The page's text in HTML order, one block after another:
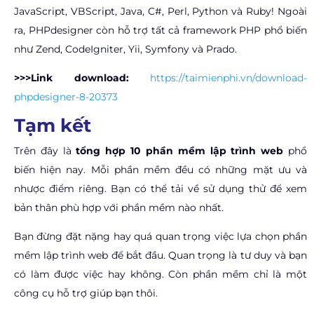
JavaScript, VBScript, Java, C#, Perl, Python và Ruby! Ngoài
ra, PHPdesigner còn hỗ trợ tất cả framework PHP phổ biến
như Zend, CodeIgniter, Yii, Symfony và Prado.
>>>Link download: https://taimienphi.vn/download-
phpdesigner-8-20373
Tạm kết
Trên đây làtổng hợp 10 phần mềm lập trình web phổ
biến hiện nay. Mỗi phần mềm đều có những mặt ưu và
nhược điểm riêng. Bạn có thể tải về sử dụng thử để xem
bản thân phù hợp với phần mềm nào nhất.
Bạn đừng đặt nặng hay quá quan trọng việc lựa chọn phần
mềm lập trình web để bắt đầu. Quan trọng là tư duy và bạn
có làm được việc hay không. Còn phần mềm chỉ là một
công cụ hỗ trợ giúp bạn thôi.